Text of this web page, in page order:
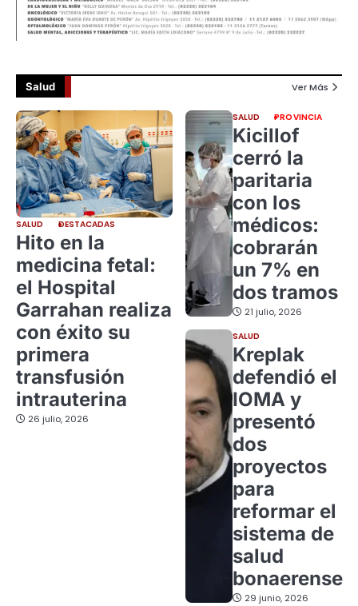
Salud Ver Más
SALUD DESTACADAS
Hito en la
medicina fetal:
el Hospital
Garrahan realiza
con éxito su
primera
transfusión
intrauterina
26 julio, 2026
SALUD PROVINCIA
Kicillof
cerró la
paritaria
con los
médicos:
cobrarán
un 7% en
dos tramos
21 julio, 2026
SALUD
Kreplak
defendió el
IOMA y
presentó
dos
proyectos
para
reformar el
sistema de
salud
bonaerense
29 junio, 2026